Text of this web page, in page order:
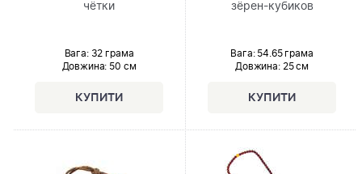
чётки
Вага: 32 грама
Довжина: 50 см
зёрен-кубиков
Вага: 54.65 грама
Довжина:25 см